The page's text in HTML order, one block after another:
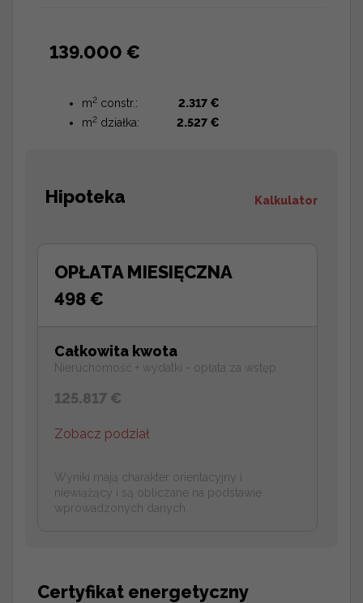
139.000 €
m2 constr.:
2.317 €
m2 działka: 2.527 €
Hipoteka Kalkulator
OPŁATA MIESIĘCZNA
498 €
Całkowita kwota
Nieruchomość + wydatki - opłata za wstęp
125.817 €
Zobacz podział
Wyniki mają charakter orientacyjny i
niewiążący i są obliczane na podstawie
wprowadzonych danych.
Certyfikat energetyczny